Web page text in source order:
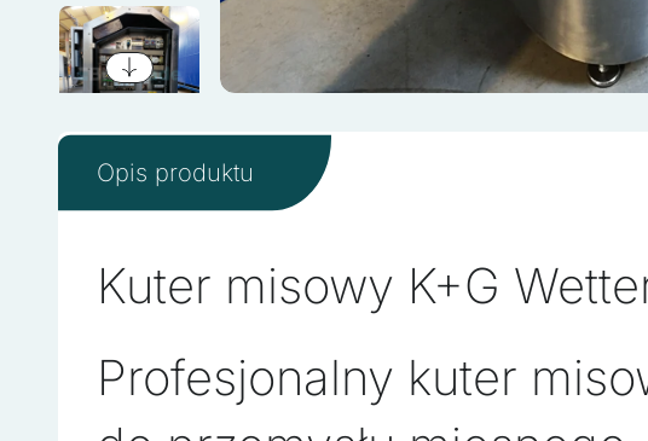
Opis produktu
Kuter misowy K+G
Profesjonalny kuter